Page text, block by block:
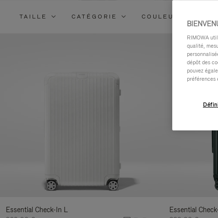
TAILLE CATÉGORIE COULEUR
Essential Check-In L
Essential
RIMOWA
qualité,
dépôt des
pouvez
préférences